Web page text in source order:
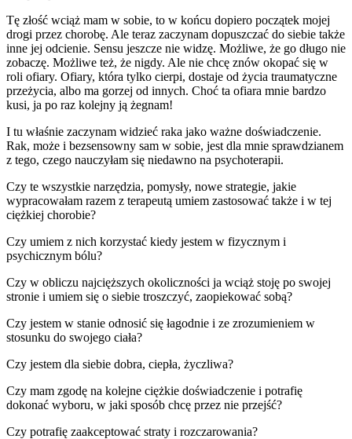
Tę złość wciąż mam w sobie, to w końcu dopiero początek mojej
drogi przez chorobę. Ale teraz zaczynam dopuszczać do siebie także
inne jej odcienie. Sensu jeszcze nie widzę. Możliwe, że go długo nie
zobaczę. Możliwe też, że nigdy. Ale nie chcę znów okopać się w
roli ofiary. Ofiary, która tylko cierpi, dostaje od życia traumatyczne
przeżycia, albo ma gorzej od innych. Choć ta ofiara mnie bardzo
kusi, ja po raz kolejny ją żegnam!
I tu właśnie zaczynam widzieć raka jako ważne doświadczenie.
Rak, może i bezsensowny sam w sobie, jest dla mnie sprawdzianem
z tego, czego nauczyłam się niedawno na psychoterapii.
Czy te wszystkie narzędzia, pomysły, nowe strategie, jakie
wypracowałam razem z terapeutą umiem zastosować także i w tej
ciężkiej chorobie?
Czy umiem z nich korzystać kiedy jestem w fizycznym i
psychicznym bólu?
Czy w obliczu najcięższych okoliczności ja wciąż stoję po swojej
stronie i umiem się o siebie troszczyć, zaopiekować sobą?
Czy jestem w stanie odnosić się łagodnie i ze zrozumieniem w
stosunku do swojego ciała?
Czy jestem dla siebie dobra, ciepła, życzliwa?
Czy mam zgodę na kolejne ciężkie doświadczenie i potrafię
dokonać wyboru, w jaki sposób chcę przez nie przejść?
Czy potrafię zaakceptować straty i rozczarowania?